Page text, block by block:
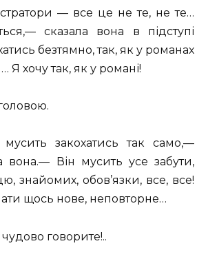
— все це не те, не те…
сказала вона в підступі
безтямно, так, як у романах
Я хочу так, як у романі!
закохатись так само,—
вона.— Він мусить усе забути,
знайомих, обов’язки, все, все!
щось нове, неповторне…
говорите!..